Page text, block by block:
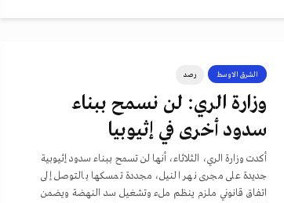
الشرق الاوسط رصد
وزارة الري: لن نسمح ببناء
سدود أخرى في إثيوبيا
أكدت وزارة الري، الثلاثاء، أنها لن تسمح ببناء سدود إثيوبية
جديدة على مجرى نهر النيل، مجددة تمسكها بالتوصل إلى
اتفاق قانوني ملزم ينظم ملء وتشغيل سد النهضة ويضمن